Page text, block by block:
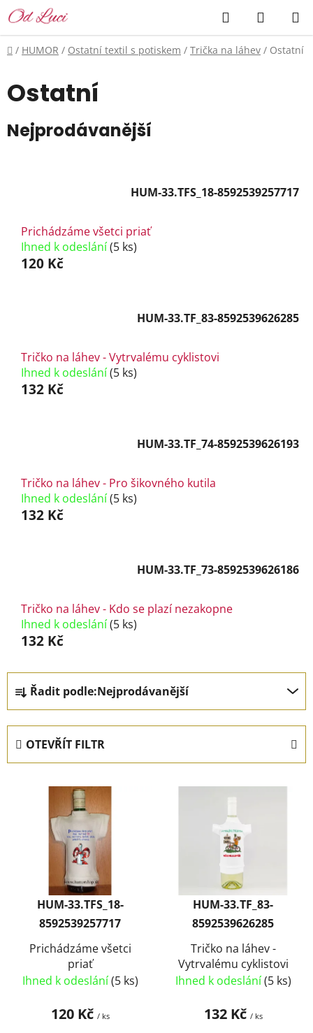
Přejít
na
obsah
Hledat
KOŠÍK
Domů
/ HUMOR / Ostatní textil s potiskem / Trička na láhev / Ostatní
Ostatní
Nejprodávanější
HUM-33.TFS_18-8592539257717
Prichádzáme všetci priať
Ihned k odeslání(5 ks)
120 Kč
HUM-33.TF_83-8592539626285
Tričko na láhev - Vytrvalému cyklistovi
Ihned k odeslání(5 ks)
132 Kč
HUM-33.TF_74-8592539626193
Tričko na láhev - Pro šikovného kutila
Ihned k odeslání(5 ks)
132 Kč
HUM-33.TF_73-8592539626186
Tričko na láhev - Kdo se plazí nezakopne
Ihned k odeslání(5 ks)
132 Kč
Ř
a
z
e
n
Řadit podle:Nejprodávanější
OTEVŘÍT FILTR
HUM-33.TFS_18-
8592539257717
Prichádzáme všetci
priať
Ihned k odeslání(5 ks)
120 Kč / ks
HUM-33.TF_83-
8592539626285
Tričko na láhev -
Vytrvalému cyklistovi
Ihned k odeslání(5 ks)
132 Kč / ks